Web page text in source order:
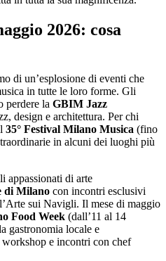
2026: cosa
di un’esplosione di eventi che
in tutte le loro forme. Gli
perdere la GBIM Jazz
design e architettura. Per chi
35° Festival Milano Musica (fino
in alcuni dei luoghi più
appassionati di arte
di Milano con incontri esclusivi
sui Navigli. Il mese di maggio
Food Week (dall’11 al 14
gastronomia locale e
e incontri con chef